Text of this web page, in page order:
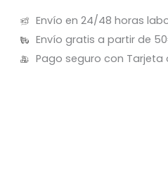
Envío en 24/48 horas
Envío gratis a partir de
Pago seguro con Tarjeta